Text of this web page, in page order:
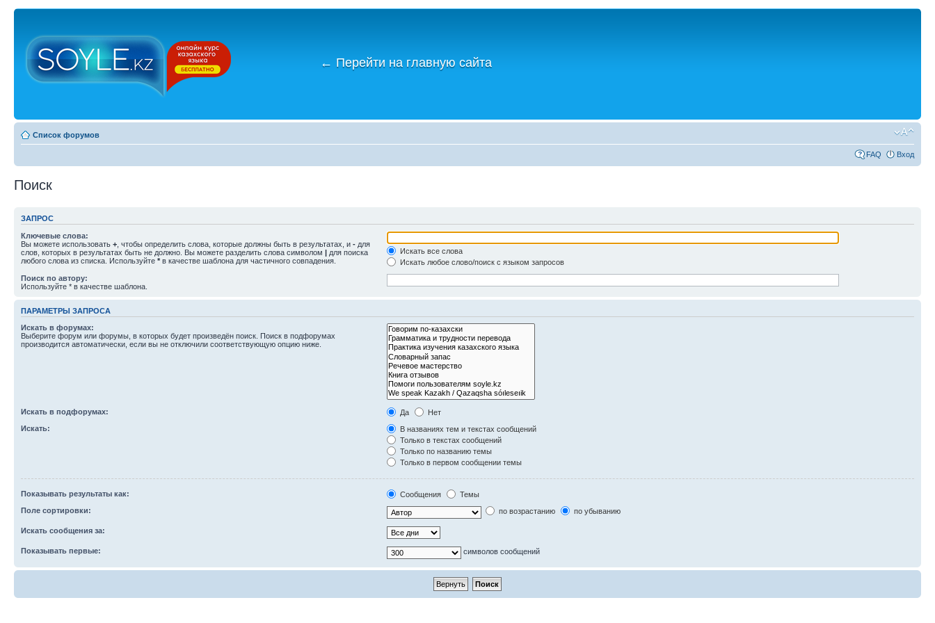
← Перейти на главную сайта
Список форумов
FAQ Вход
Поиск
ЗАПРОС
Ключевые слова:
Вы можете использовать + , чтобы определить слова, которые должны быть в результатах, и - для
слов, которых в результатах быть не должно. Вы можете разделить слова символом | для поиска
любого слова из списка. Используйте * в качестве шаблона для частичного совпадения.
Искать все слова
Искать любое слово/поиск с языком запросов
Поиск по автору:
Используйте * в качестве шаблона.
ПАРАМЕТРЫ ЗАПРОСА
Искать в форумах:
Выберите форум или форумы, в которых будет произведён поиск. Поиск в подфорумах
производится автоматически, если вы не отключили соответствующую опцию ниже.
Искать в подфорумах: Да
Нет
Искать:
В названиях тем и текстах сообщений
Только в текстах сообщений
Только по названию темы
Только в первом сообщении темы
Показывать результаты как: Сообщения
Темы
Поле сортировки:
по возрастанию по убыванию
Искать сообщения за:
Показывать первые: символов сообщений